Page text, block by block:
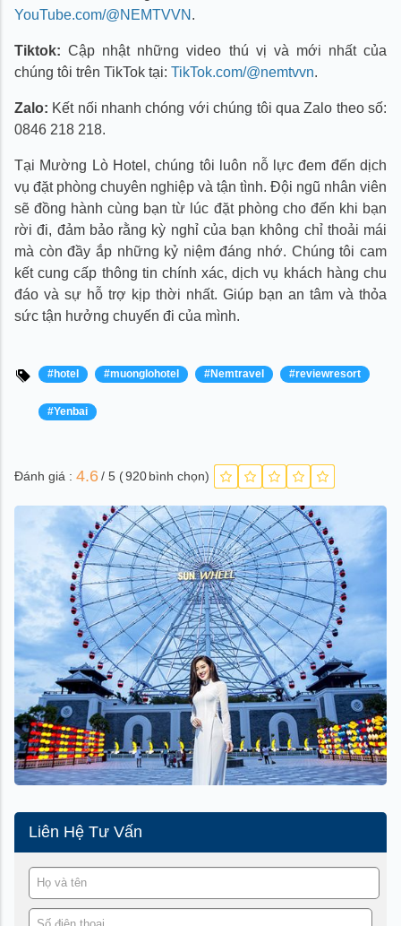
YouTube.com/@NEMTVVN .
Tiktok: Cập nhật những video thú vị và mới nhất của
chúng tôi trên TikTok tại: TikTok.com/@nemtvvn.
Zalo: Kết nối nhanh chóng với chúng tôi qua Zalo theo số:
0846 218 218.
Tại Mường Lò Hotel, chúng tôi luôn nỗ lực đem đến dịch
vụ đặt phòng chuyên nghiệp và tận tình. Đội ngũ nhân viên
sẽ đồng hành cùng bạn từ lúc đặt phòng cho đến khi bạn
rời đi, đảm bảo rằng kỳ nghỉ của bạn không chỉ thoải mái
mà còn đầy ắp những kỷ niệm đáng nhớ. Chúng tôi cam
kết cung cấp thông tin chính xác, dịch vụ khách hàng chu
đáo và sự hỗ trợ kịp thời nhất. Giúp bạn an tâm và thỏa
sức tận hưởng chuyến đi của mình.
#hotel #muonglohotel #Nemtravel #reviewresort
#Yenbai
Đánh giá : 4.6/ 5 (920 bình chọn)
Liên Hệ Tư Vấn